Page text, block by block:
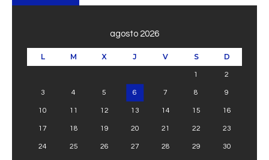
agosto 2026
L M X J V S D
1 2
3 4 5 6 7 8 9
10 11 12 13 14 15 16
17 18 19 20 21 22 23
24 25 26 27 28 29 30